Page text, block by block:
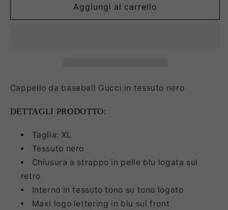
Aggiungi al carrello
Cappello da baseball Gucci in tessuto nero
DETTAGLI PRODOTTO:
Taglia: XL
Tessuto nero
Chiusura a strappo in pelle blu logata sul
retro
Interno in tessuto tono su tono logato
Maxi logo lettering in blu sul front